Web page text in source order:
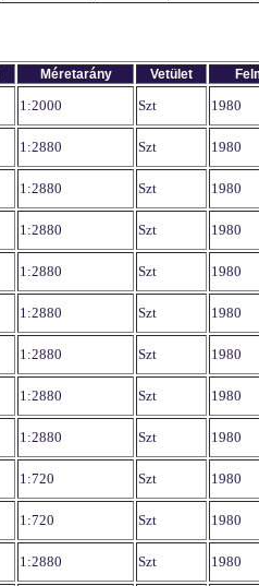
Méretarány Vetület
1:2000 Szt 1980
1:2880 Szt 1980
1:2880 Szt 1980
1:2880 Szt 1980
1:2880 Szt 1980
1:2880 Szt 1980
1:2880 Szt 1980
1:2880 Szt 1980
1:2880 Szt 1980
1:720 Szt 1980
1:720 Szt 1980
1:2880 Szt 1980